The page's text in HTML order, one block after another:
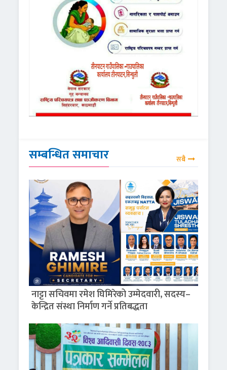
सम्बन्धित समाचार सबै
नाट्टा सचिवमा रमेश घिमिरेको उम्मेदवारी, सदस्य–
केन्द्रित संस्था निर्माण गर्ने प्रतिबद्धता